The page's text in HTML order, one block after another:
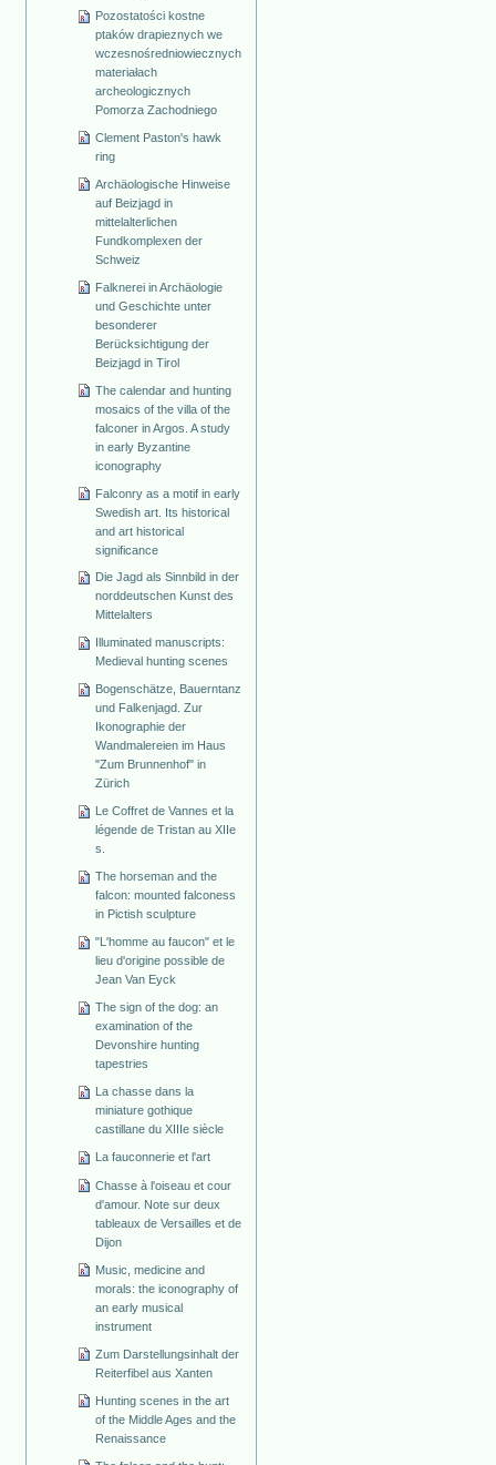
Pozostatości kostne
ptaków drapieznych we
wczesnośredniowiecznych
materiałach
archeologicznych
Pomorza Zachodniego
Clement Paston's hawk
ring
Archäologische Hinweise
auf Beizjagd in
mittelalterlichen
Fundkomplexen der
Schweiz
Falknerei in Archäologie
und Geschichte unter
besonderer
Berücksichtigung der
Beizjagd in Tirol
The calendar and hunting
mosaics of the villa of the
falconer in Argos. A study
in early Byzantine
iconography
Falconry as a motif in early
Swedish art. Its historical
and art historical
significance
Die Jagd als Sinnbild in der
norddeutschen Kunst des
Mittelalters
Illuminated manuscripts:
Medieval hunting scenes
Bogenschätze, Bauerntanz
und Falkenjagd. Zur
Ikonographie der
Wandmalereien im Haus
"Zum Brunnenhof" in
Zürich
Le Coffret de Vannes et la
légende de Tristan au XIIe
s.
The horseman and the
falcon: mounted falconess
in Pictish sculpture
"L'homme au faucon" et le
lieu d'origine possible de
Jean Van Eyck
The sign of the dog: an
examination of the
Devonshire hunting
tapestries
La chasse dans la
miniature gothique
castillane du XIIIe siècle
La fauconnerie et l'art
Chasse à l'oiseau et cour
d'amour. Note sur deux
tableaux de Versailles et de
Dijon
Music, medicine and
morals: the iconography of
an early musical
instrument
Zum Darstellungsinhalt der
Reiterfibel aus Xanten
Hunting scenes in the art
of the Middle Ages and the
Renaissance